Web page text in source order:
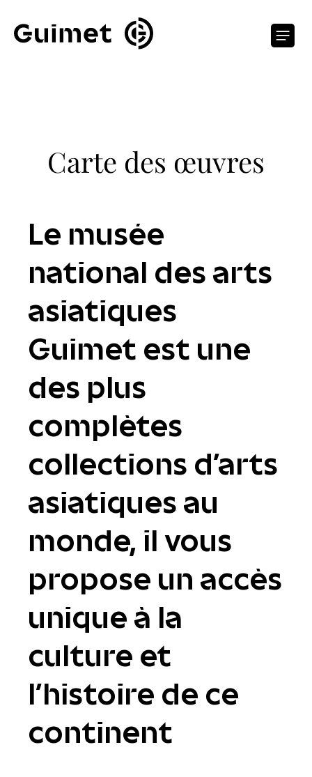
Carte des œuvres
Le musée
national des arts
asiatiques
Guimet est une
des plus
complètes
collections d'arts
asiatiques au
monde, il vous
propose un accès
unique à la
culture et
l’histoire de ce
continent